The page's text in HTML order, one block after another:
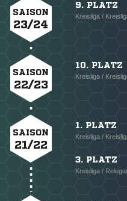
SAISON
23/24
9. PLATZ
Kreisliga /
SAISON
22/23
10. PLATZ
Kreisliga /
SAISON
21/22
1. PLATZ
Kreisliga /
3. PLATZ
Kreisliga /